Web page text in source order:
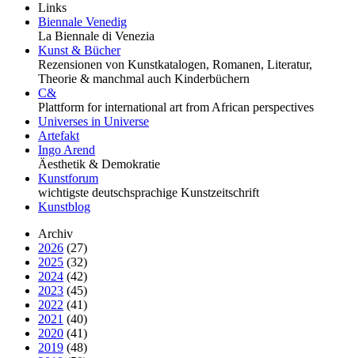
Links
Biennale Venedig
La Biennale di Venezia
Kunst & Bücher
Rezensionen von Kunstkatalogen, Romanen, Literatur,
Theorie & manchmal auch Kinderbüchern
C&
Plattform for international art from African perspectives
Universes in Universe
Artefakt
Ingo Arend
Äesthetik & Demokratie
Kunstforum
wichtigste deutschsprachige Kunstzeitschrift
Kunstblog
Archiv
2026 (27)
2025 (32)
2024 (42)
2023 (45)
2022 (41)
2021 (40)
2020 (41)
2019 (48)